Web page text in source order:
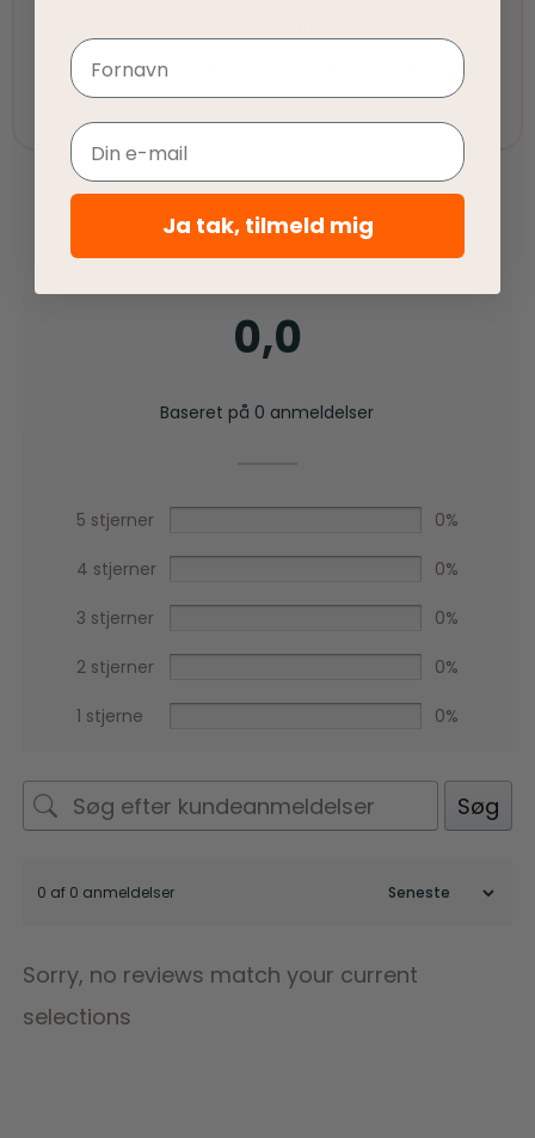
Vi tilbyder fair priser, så I kan nyde vores
kvalitetsprodukter uden at springe budgettet.
0,0
Baseret på 0 anmeldelser
5 stjerner 0%
4 stjerner 0%
3 stjerner 0%
2 stjerner 0%
1 stjerne 0%
Søg
0 af 0 anmeldelser
Sorry, no reviews match your current
selections
Navn
Email
Ja tak, tilmeld mig